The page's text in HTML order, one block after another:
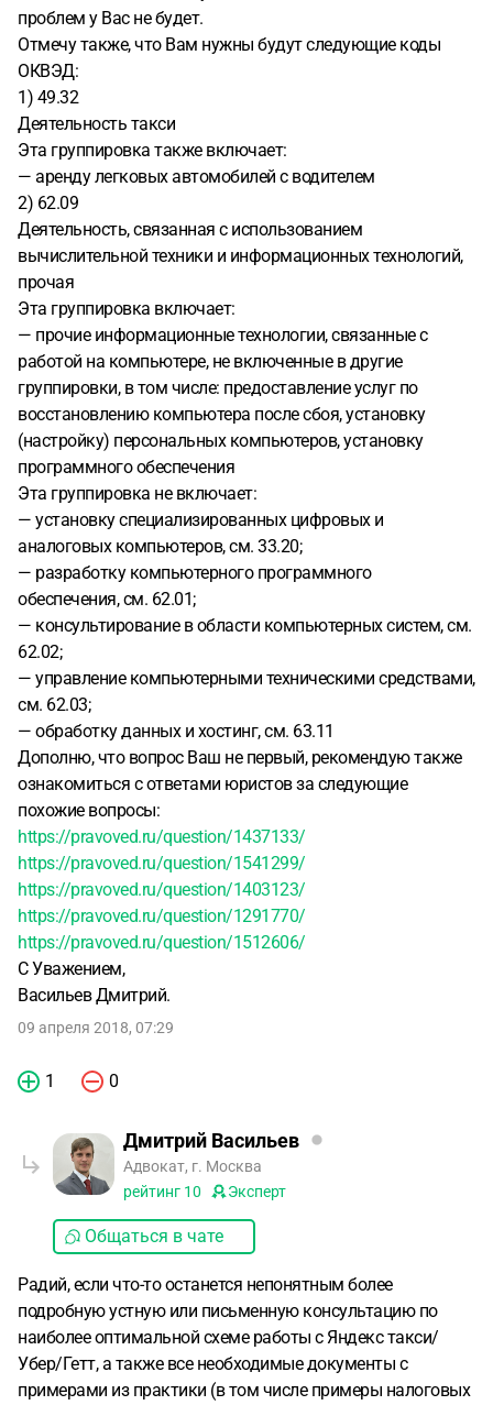
проблем у Вас не будет.
Отмечу также, что Вам нужны будут следующие коды
ОКВЭД:
1) 49.32
Деятельность такси
Эта группировка также включает:
— аренду легковых автомобилей с водителем
2) 62.09
Деятельность, связанная с использованием
вычислительной техники и информационных технологий,
прочая
Эта группировка включает:
— прочие информационные технологии, связанные с
работой на компьютере, не включенные в другие
группировки, в том числе: предоставление услуг по
восстановлению компьютера после сбоя, установку
(настройку) персональных компьютеров, установку
программного обеспечения
Эта группировка не включает:
— установку специализированных цифровых и
аналоговых компьютеров, см. 33.20;
— разработку компьютерного программного
обеспечения, см. 62.01;
— консультирование в области компьютерных систем, см.
62.02;
— управление компьютерными техническими средствами,
см. 62.03;
— обработку данных и хостинг, см. 63.11
Дополню, что вопрос Ваш не первый, рекомендую также
ознакомиться с ответами юристов за следующие
похожие вопросы:
https://pravoved.ru/question/1437133/
https://pravoved.ru/question/1541299/
https://pravoved.ru/question/1403123/
https://pravoved.ru/question/1291770/
https://pravoved.ru/question/1512606/
С Уважением,
Васильев Дмитрий.
09 апреля 2018, 07:29
1 0
Дмитрий Васильев
Адвокат, г. Москва
рейтинг 10 Эксперт
Общаться в чате
Радий, если что-то останется непонятным более
подробную устную или письменную консультацию по
наиболее оптимальной схеме работы с Яндекс такси/
Убер/Гетт, а также все необходимые документы с
примерами из практики (в том числе примеры налоговых